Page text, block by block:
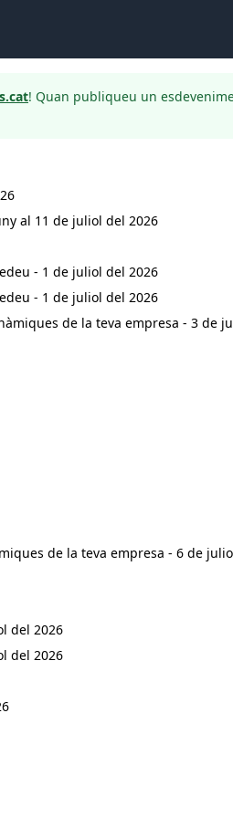
! Quan publiqueu un
al 11 de juliol del 2026
- 1 de juliol del 2026
- 1 de juliol del 2026
de la teva empresa - 3 de
de la teva empresa - 6 de
del 2026
del 2026